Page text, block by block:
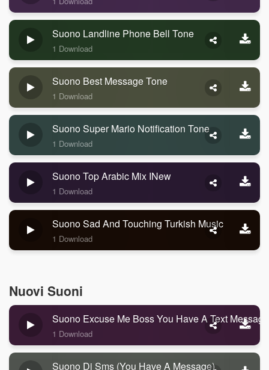
Suono Landline Phone Bell Tone
1 Download
Suono Best Message Tone
1 Download
Suono Super Mario Notification Tone
1 Download
Suono Top Arabic Mix INew
1 Download
Suono Sad And Touching Turkish Music
1 Download
Nuovi Suoni
Suono Excuse Me Boss You Have A Text Message
1 Download
Suono Dj Sms (you Have A Message)